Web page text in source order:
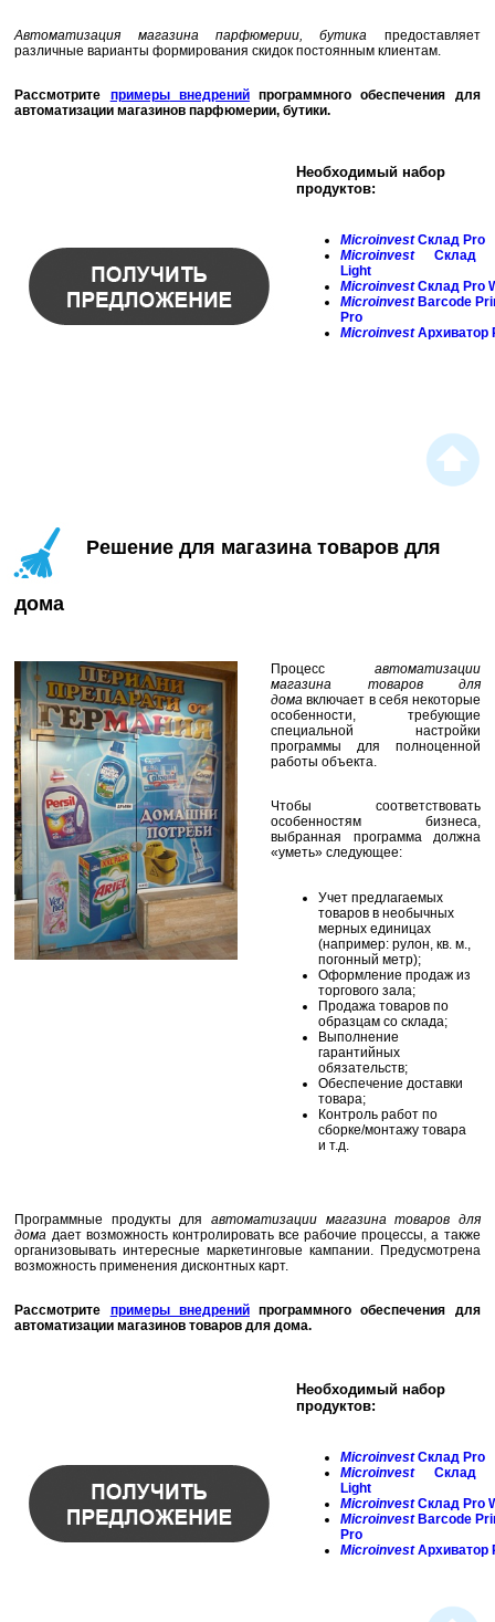
Автоматизация магазина парфюмерии, бутика предоставляет
различные варианты формирования скидок постоянным клиентам.
Рассмотрите примерывнедренийпрограммного обеспечения для
автоматизации магазинов парфюмерии, бутики.
Необходимый набор
продуктов:
MicroinvestСклад Pro
MicroinvestСклад
Light
MicroinvestСклад Pro
Microinvest Barcode
Pro
MicroinvestАрхиватор
Решение для магазина товаров для
дома
Процесс автоматизации
магазина товаров для
дома включает в себя некоторые
особенности, требующие
специальной настройки
программы для полноценной
работы объекта.
Чтобы соответствовать
особенностям бизнеса,
выбранная программа должна
«уметь» следующее:
Учет предлагаемых
товаров в необычных
мерных единицах
(например: рулон, кв. м.,
погонный метр);
Оформление продаж из
торгового зала;
Продажа товаров по
образцам со склада;
Выполнение
гарантийных
обязательств;
Обеспечение доставки
товара;
Контроль работ по
сборке/монтажу товара
и т.д.
Программные продукты для автоматизации магазина товаров для
дома дает возможность контролировать все рабочие процессы, а также
организовывать интересные маркетинговые кампании. Предусмотрена
возможность применения дисконтных карт.
Рассмотрите примеры внедренийпрограммного обеспечения для
автоматизации магазинов товаров для дома.
Необходимый набор
продуктов:
MicroinvestСклад Pro
MicroinvestСклад
Light
MicroinvestСклад Pro
Microinvest Barcode
Pro
MicroinvestАрхиватор